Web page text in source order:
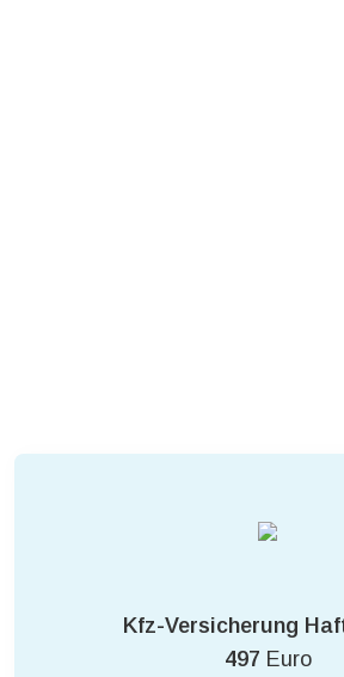
Kfz-Versicherung
497 Euro